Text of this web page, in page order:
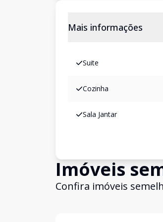
Mais informações
Suite
Cozinha
Sala Jantar
Imóveis
Confira imóveis